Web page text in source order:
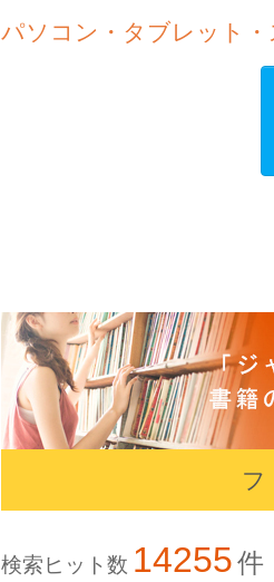
パソコン・タブレット・
検索ヒット数 14255件